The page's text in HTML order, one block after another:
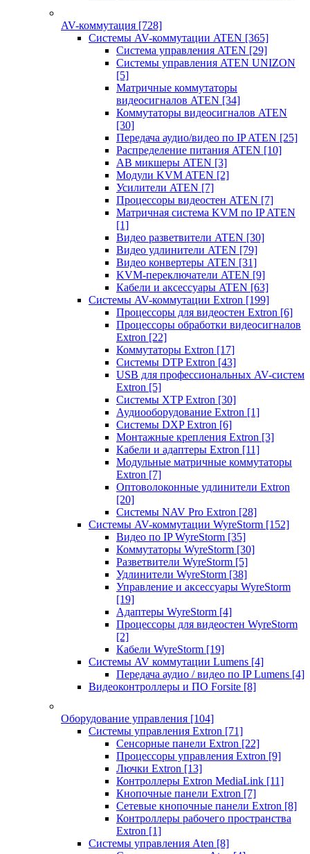
AV-коммутация [728]
Системы AV-коммутации ATEN [365]
Система управления ATEN [29]
Системы управления ATEN UNIZON
[5]
Матричные коммутаторы
видеосигналов ATEN [34]
Коммутаторы видеосигналов ATEN
[30]
Передача аудио/видео по IP ATEN [25]
Распределение питания ATEN [10]
АВ микшеры ATEN [3]
Модули KVM ATEN [2]
Усилители ATEN [7]
Процессоры видеостен ATEN [7]
Матричная система KVM по IP ATEN
[1]
Видео разветвители ATEN [30]
Видео удлинители ATEN [79]
Видео конвертеры ATEN [31]
KVM-переключатели ATEN [9]
Кабели и аксессуары ATEN [63]
Системы AV-коммутации Extron [199]
Процессоры для видеостен Extron [6]
Процессоры обработки видеосигналов
Extron [22]
Коммутаторы Extron [17]
Системы DTP Extron [43]
USB для профессиональных AV-систем
Extron [5]
Системы XTP Extron [30]
Аудиооборудование Extron [1]
Системы DXP Extron [6]
Монтажные крепления Extron [3]
Кабели и адаптеры Extron [11]
Модульные матричные коммутаторы
Extron [7]
Оптоволоконные удлинители Extron
[20]
Системы NAV Pro Extron [28]
Системы AV-коммутации WyreStorm [152]
Видео по IP WyreStorm [35]
Коммутаторы WyreStorm [30]
Разветвители WyreStorm [5]
Удлинители WyreStorm [38]
Управление и аксессуары WyreStorm
[19]
Адаптеры WyreStorm [4]
Процессоры для видеостен WyreStorm
[2]
Кабели WyreStorm [19]
Системы AV коммутации Lumens [4]
Передача аудио / видео по IP Lumens [4]
Видеоконтроллеры и ПО Forsite [8]
Оборудование управления [104]
Системы управления Extron [71]
Сенсорные панели Extron [22]
Процессоры управления Extron [9]
Лючки Extron [13]
Контроллеры Extron MediaLink [11]
Кнопочные панели Extron [7]
Сетевые кнопочные панели Extron [8]
Контроллеры рабочего пространства
Extron [1]
Системы управления Aten [8]